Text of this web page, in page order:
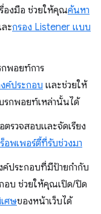
องมือ ช่วยให้คุณค้นหา
ะกรอง Listener แบบ
กพอยท์การ
ค์ประกอบ และช่วยให้
รกพอยท์เหล่านั้นได้
รวจสอบและจัดเรียง
อพเพอร์ตี้ที่รับช่วงมา
ค์ประกอบที่มีป้ายกำกับ
อบ ช่วยให้คุณเปิด/ปิด
ศษของหน้าเว็บได้